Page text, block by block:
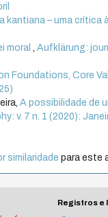
kantiana – uma crítica
moral,Aufklärung:
Foundations, Core
A possibilidade de
v. 7 n. 1 (2020):
similaridade para este
Registros e